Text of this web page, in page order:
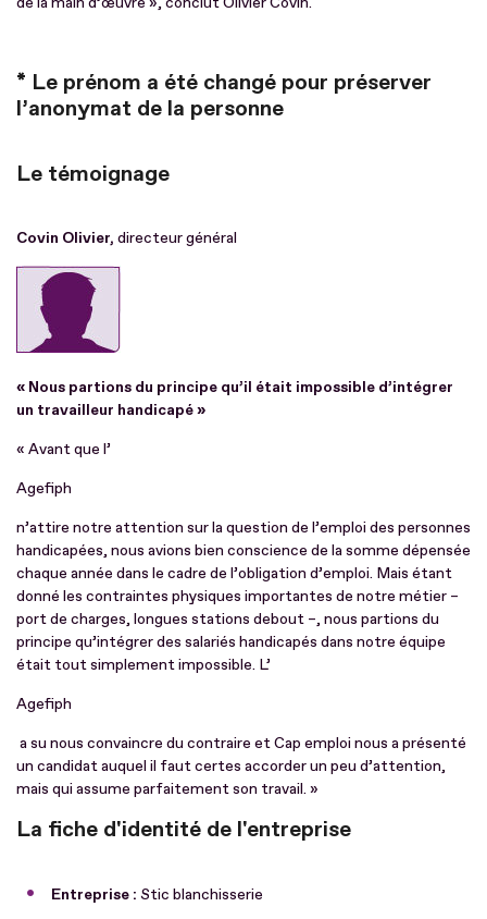
* Le prénom a été changé pour préserver
l’anonymat de la personne
Le témoignage
Covin Olivier, directeur général
« Nous partions du principe qu’il était impossible d’intégrer
un travailleur handicapé »
« Avant que l’
Agefiph
n’attire notre attention sur la question de l’emploi des personnes
handicapées, nous avions bien conscience de la somme dépensée
chaque année dans le cadre de l’obligation d’emploi. Mais étant
donné les contraintes physiques importantes de notre métier –
port de charges, longues stations debout –, nous partions du
principe qu’intégrer des salariés handicapés dans notre équipe
était tout simplement impossible. L’
Agefiph
a su nous convaincre du contraire et Cap emploi nous a présenté
un candidat auquel il faut certes accorder un peu d’attention,
mais qui assume parfaitement son travail. »
La fiche d'identité de l'entreprise
Entreprise : Stic blanchisserie